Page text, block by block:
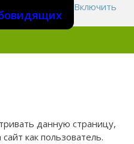
Включить
данную страницу,
как пользователь.